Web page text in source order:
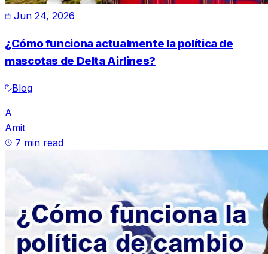
Jun 24, 2026
¿Cómo funciona actualmente la política de
mascotas de Delta Airlines?
Blog
A
Amit
7 min read